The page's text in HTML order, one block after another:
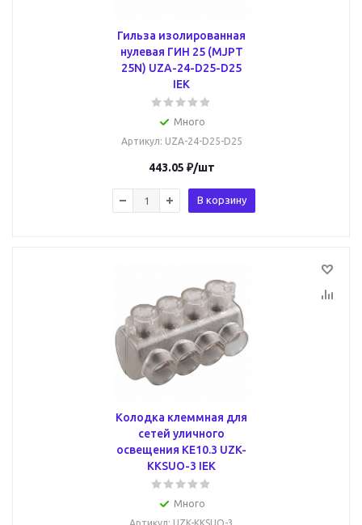
Гильза изолированная
нулевая ГИН 25 (MJPT
25N) UZA-24-D25-D25
IEK
Много
Артикул: UZA-24-D25-D25
443.05 ₽/шт
В корзину
Колодка клеммная для
сетей уличного
освещения КЕ10.3 UZK-
KKSUO-3 IEK
Много